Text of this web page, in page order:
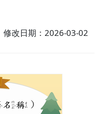
修改日期：2026-03-02